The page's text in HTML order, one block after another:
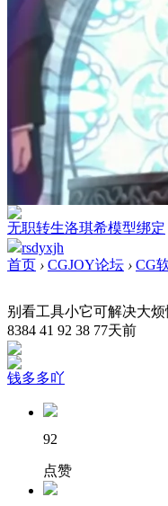
无职转生洛琪希模型绑定
rsdyxjh
首页 › CGJOY论坛 › CG
别看工具小它可解决大
8384 41 92 38 77天前
钱多多吖
92
点赞